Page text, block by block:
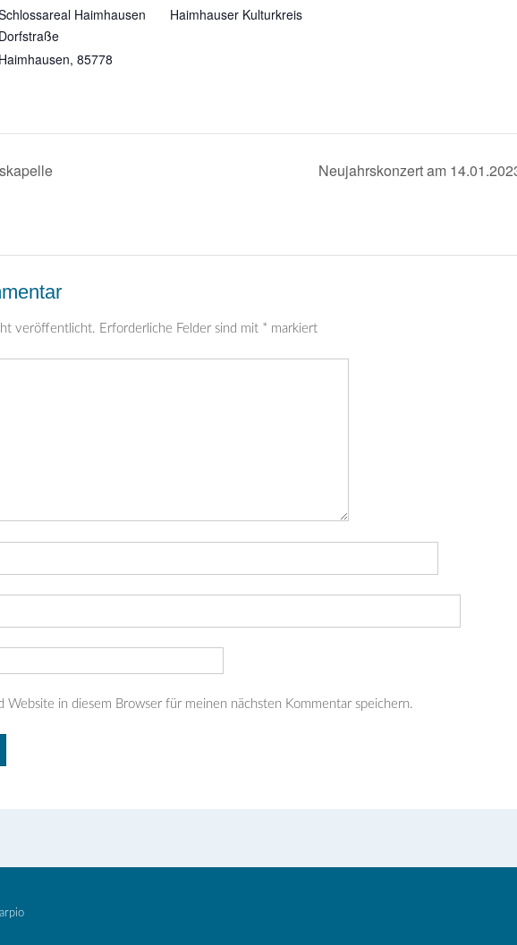
Haimhausen
Dorfstraße
Haimhausen, 85778
Haimhauser Kulturkreis
Neujahrskonzert am
veröffentlicht. Erforderliche Felder sind mit * markiert
Website in diesem Browser für meinen nächsten Kommentar speichern.